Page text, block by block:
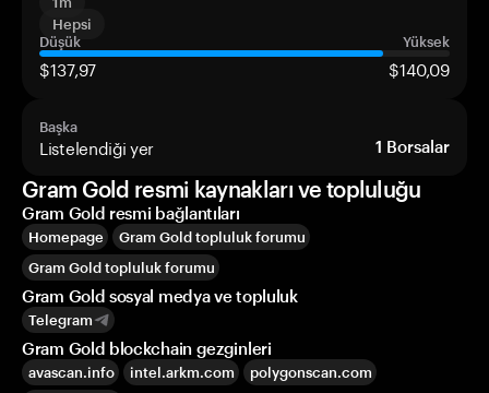
Hepsi
Düşük
Yüksek
$137,97 $140,09
Başka
Listelendiği yer 1 Borsalar
Gram Gold resmi kaynakları ve topluluğu
Gram Gold resmi bağlantıları
Homepage
Gram Gold topluluk forumu
Gram Gold topluluk forumu
Gram Gold sosyal medya ve topluluk
Telegram
Gram Gold blockchain gezginleri
avascan.info intel.arkm.com
polygonscan.com